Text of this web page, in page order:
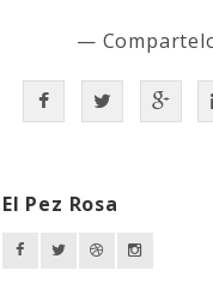
—
El Pez Rosa